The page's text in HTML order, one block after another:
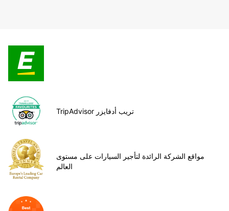
TripAdvisor تريب أدفايزر
مواقع الشركة الرائدة لتأجير السيارات على مستوى
العالم